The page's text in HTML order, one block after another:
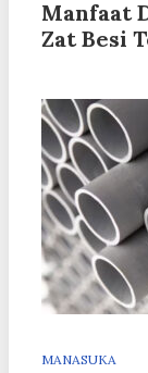
Manfaat
Zat Besi
MANASUKA